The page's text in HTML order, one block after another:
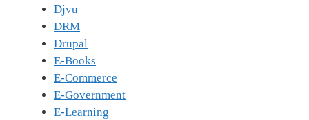
Djvu
DRM
Drupal
E-Books
E-Commerce
E-Government
E-Learning